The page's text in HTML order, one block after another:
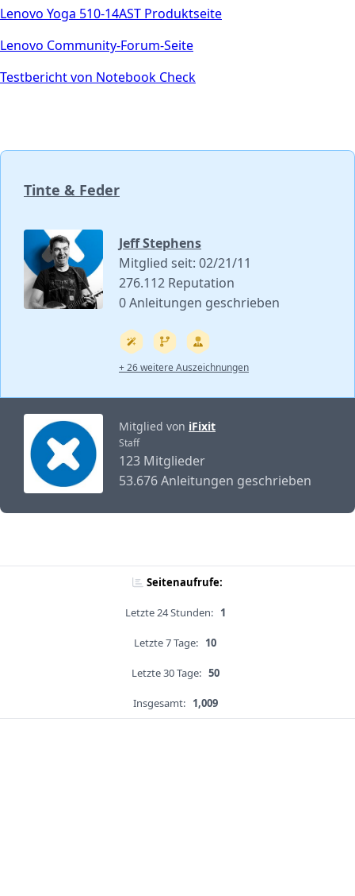
Lenovo Yoga 510-14AST Produktseite
Lenovo Community-Forum-Seite
Testbericht von Notebook Check
Tinte & Feder
Jeff Stephens
Mitglied seit: 02/21/11
276.112 Reputation
0 Anleitungen geschrieben
+ 26 weitere Auszeichnungen
Mitglied von iFixit
Staff
123 Mitglieder
53.676 Anleitungen geschrieben
Seitenaufrufe:
Letzte 24 Stunden: 1
Letzte 7 Tage: 10
Letzte 30 Tage: 50
Insgesamt: 1,009